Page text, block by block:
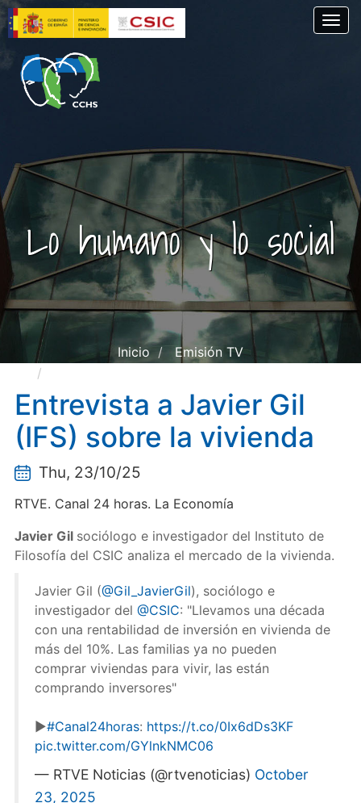
Skip
to
main
content
Lo humano y lo social
Inicio
Emisión TV
Entrevista a Javier Gil
(IFS) sobre la vivienda
Thu, 23/10/25
RTVE. Canal 24 horas. La Economía
Javier Gil sociólogo e investigador del Instituto de
Filosofía del CSIC analiza el mercado de la vivienda.
Javier Gil (@Gil_JavierGil), sociólogo e
investigador del @CSIC: "Llevamos una década
con una rentabilidad de inversión en vivienda de
más del 10%. Las familias ya no pueden
comprar viviendas para vivir, las están
comprando inversores"
▶#Canal24horas: https://t.co/0Ix6dDs3KF
pic.twitter.com/GYlnkNMC06
— RTVE Noticias (@rtvenoticias) October
23, 2025